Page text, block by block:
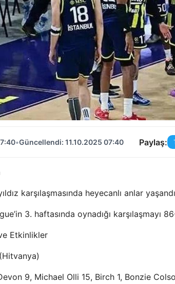
•Güncellendi: 11.10.2025 07:40 Paylaş:
karşılaşmasında heyecanlı anlar
3. haftasında oynadığı karşılaşmayı
Etkinlikler
9, Michael Olli 15, Birch 1, Bonzie